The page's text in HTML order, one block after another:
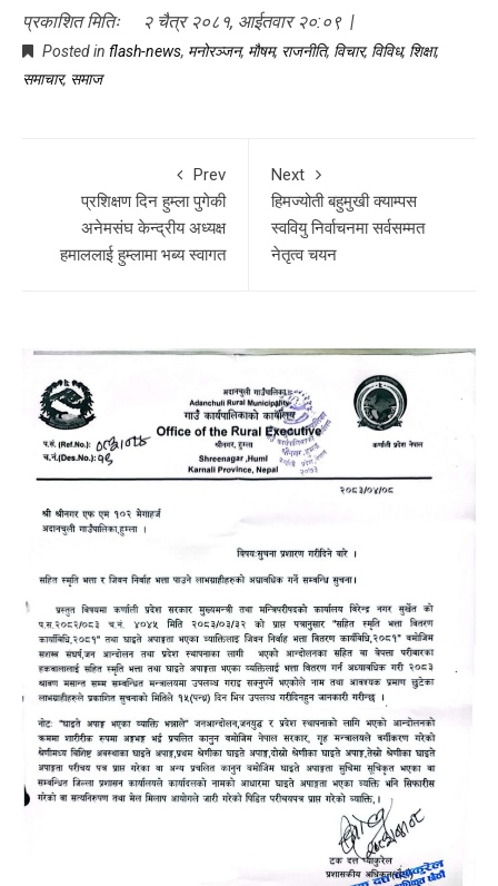
प्रकाशित मितिः २ चैत्र २०८१, आईतवार २०:०९ |
Posted in flash-news, मनोरञ्जन, माैषम, राजनीति, विचार, विविध, शिक्षा,
समाचार, समाज
Prev
प्रशिक्षण दिन हुम्ला पुगेकी
अनेमसंघ केन्द्रीय अध्यक्ष
हमाललाई हुम्लामा भब्य स्वागत
Next
हिमज्योती बहुमुखी क्याम्पस
स्ववियु निर्वाचनमा सर्वसम्मत
नेतृत्व चयन